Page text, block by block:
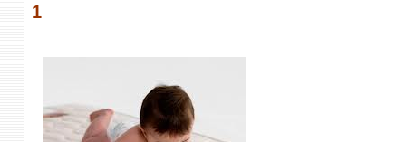
1